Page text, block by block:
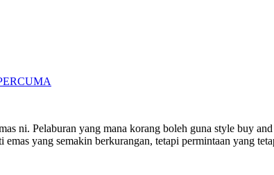
ni. Pelaburan yang mana korang boleh guna style buy
yang semakin berkurangan, tetapi permintaan yang